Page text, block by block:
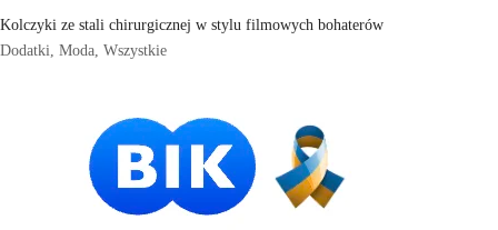
Kolczyki ze stali chirurgicznej w stylu filmowych bohaterów
Dodatki Moda Wszystkie